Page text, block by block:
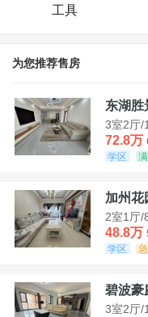
工具
为您推荐售房
东湖胜
3室2厅/
72.8万
学区
加州花
2室1厅/
48.8万
学区
碧波豪
3室2厅/